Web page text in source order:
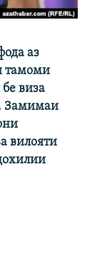
аз
тамоми
виза
Замимаи
вилояти